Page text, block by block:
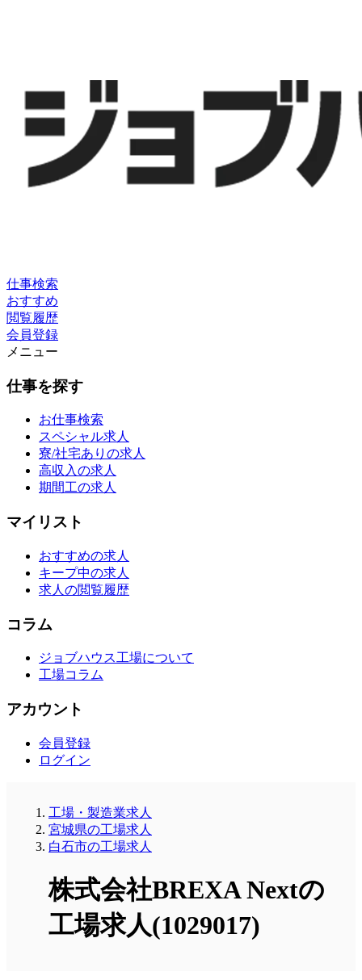
仕事検索
おすすめ
閲覧履歴
会員登録
メニュー
仕事を探す
お仕事検索
スペシャル求人
寮/社宅ありの求人
高収入の求人
期間工の求人
マイリスト
おすすめの求人
キープ中の求人
求人の閲覧履歴
コラム
ジョブハウス工場について
工場コラム
アカウント
会員登録
ログイン
工場・製造業求人
宮城県の工場求人
白石市の工場求人
株式会社BREXA Nextの
工場求人(1029017)